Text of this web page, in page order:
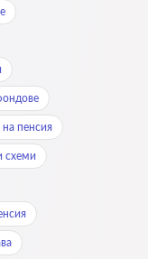
пенсия
схеми